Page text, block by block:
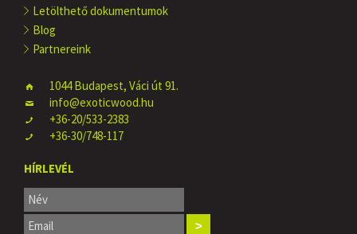
Letölthető dokumentumok
Blog
Partnereink
1044 Budapest, Váci út 91.
info@exoticwood.hu
+36-20/533-2383
+36-30/748-117
HÍRLEVÉL